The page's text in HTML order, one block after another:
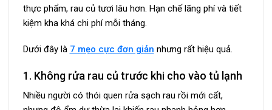
thực phẩm, rau củ tươi lâu hơn. Hạn chế lãng phí và tiết
kiệm kha khá chi phí mỗi tháng.
Dưới đây là 7 mẹo cực đơn giản nhưng rất hiệu quả.
1. Không rửa rau củ trước khi cho vào tủ lạnh
Nhiều người có thói quen rửa sạch rau rồi mới cất,